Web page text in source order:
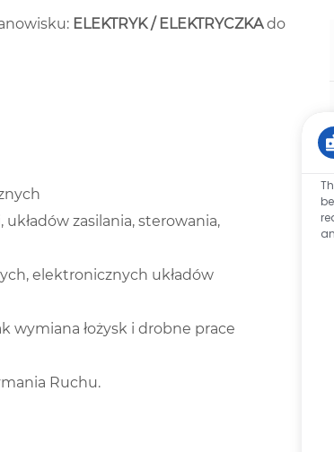
ELEKTRYK/ ELEKTRYCZKAdo
zasilania, sterowania,
elektronicznych układów
wymiana łożysk i drobne prace
Ruchu.